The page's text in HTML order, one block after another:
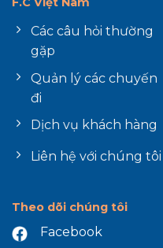
Các câu hỏi thường
gặp
Quản lý các chuyến
đi
Dịch vụ khách hàng
Liên hệ với chúng tôi
Theo dõi chúng tôi
Facebook